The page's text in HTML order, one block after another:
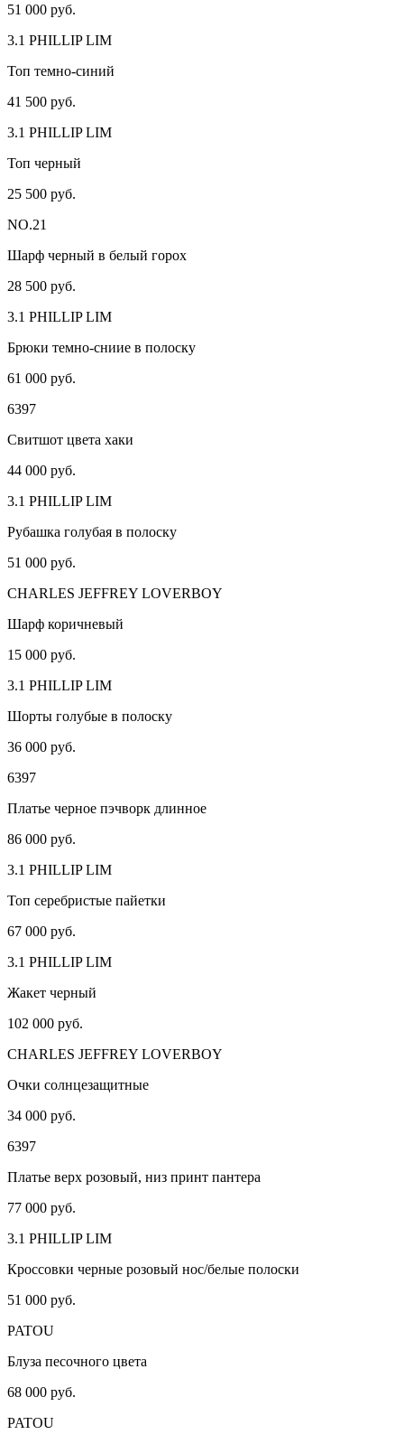
51 000 руб.
3.1 PHILLIP LIM
Топ темно-синий
41 500 руб.
3.1 PHILLIP LIM
Топ черный
25 500 руб.
NO.21
Шарф черный в белый горох
28 500 руб.
3.1 PHILLIP LIM
Брюки темно-сниие в полоску
61 000 руб.
6397
Свитшот цвета хаки
44 000 руб.
3.1 PHILLIP LIM
Рубашка голубая в полоску
51 000 руб.
CHARLES JEFFREY LOVERBOY
Шарф коричневый
15 000 руб.
3.1 PHILLIP LIM
Шорты голубые в полоску
36 000 руб.
6397
Платье черное пэчворк длинное
86 000 руб.
3.1 PHILLIP LIM
Топ серебристые пайетки
67 000 руб.
3.1 PHILLIP LIM
Жакет черный
102 000 руб.
CHARLES JEFFREY LOVERBOY
Очки солнцезащитные
34 000 руб.
6397
Платье верх розовый, низ принт пантера
77 000 руб.
3.1 PHILLIP LIM
Кроссовки черные розовый нос/белые полоски
51 000 руб.
PATOU
Блуза песочного цвета
68 000 руб.
PATOU